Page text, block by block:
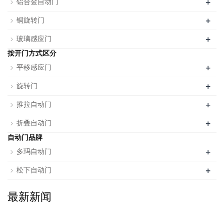
铝合金自动门
铜旋转门 +
玻璃感应门 +
按开门方式区分
平移感应门
+
旋转门 +
推拉自动门 +
折叠自动门 +
自动门品牌
多玛自动门
+
松下自动门 +
最新新闻